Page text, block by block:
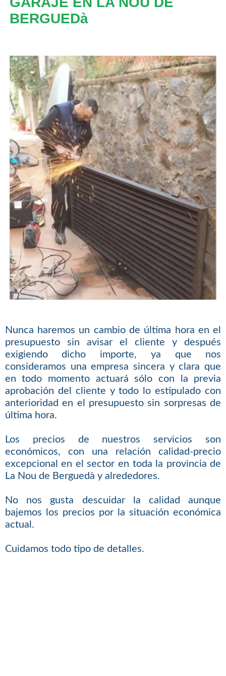
BERGUEDà
Nunca haremos un cambio de última hora en el
presupuesto sin avisar el cliente y después
exigiendo dicho importe, ya que nos
consideramos una empresa sincera y clara que
en todo momento actuará sólo con la previa
aprobación del cliente y todo lo estipulado con
anterioridad en el presupuesto sin sorpresas de
última hora.
Los precios de nuestros servicios son
económicos, con una relación calidad-precio
excepcional en el sector en toda la provincia de
La Nou de Berguedà y alrededores.
No nos gusta descuidar la calidad aunque
bajemos los precios por la situación económica
actual.
Cuidamos todo tipo de detalles.